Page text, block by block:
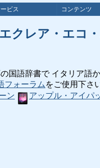
ビス コンテンツ
クレア・エ
国語辞書で イタリア語
フォーラム をご使用下さ
ン アップル・アイパ